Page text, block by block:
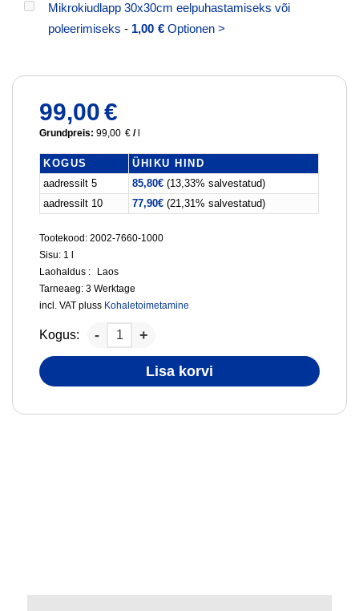
Mikrokiudlapp 30x30cm eelpuhastamiseks või
poleerimiseks - 1,00 € Optionen >
99,00€
Grundpreis:99,00 € /
KOGUS
ÜHIKU HIND
aadressilt 5
85,80€ (13,33% salvestatud)
aadressilt 10
77,90€ (21,31% salvestatud)
Tootekood: 2002-7660-1000
Sisu: 1
Laohaldus :
Laos
Tarneaeg:3 Werktage
incl. VAT pluss Kohaletoimetamine
Kogus:
Lisa korvi